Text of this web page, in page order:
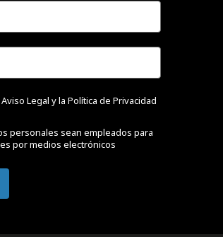
Aviso Legal y la Política de Privacidad
personales sean empleados para
por medios electrónicos